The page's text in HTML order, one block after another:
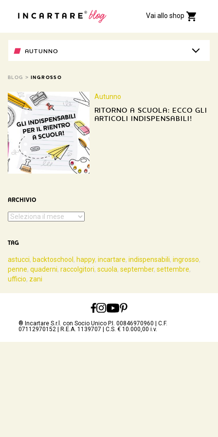
Vai allo shop
AUTUNNO
BLOG > INGROSSO
Autunno
RITORNO A SCUOLA: ECCO GLI
ARTICOLI INDISPENSABILI!
ARCHIVIO
TAG
astucci, backtoschool , happy, incartare, indispensabili, ingrosso,
penne, quaderni, raccolgitori, scuola, september, settembre,
ufficio, zani
® Incartare S.r.l. con Socio Unico P.I. 00846970960 | C.F.
07112970152 | R.E.A. 1139707 | C.S. € 10.000,00 i.v.